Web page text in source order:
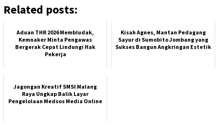
Related posts:
Aduan THR 2026 Membludak,
Kemnaker Minta Pengawas
Bergerak Cepat Lindungi Hak
Pekerja
Kisah Agnes, Mantan Pedagang
Sayur di Sumobito Jombang yang
Sukses Bangun Angkringan Estetik
Jagongan Kreatif SMSI Malang
Raya Ungkap Balik Layar
Pengelolaan Medsos Media Online